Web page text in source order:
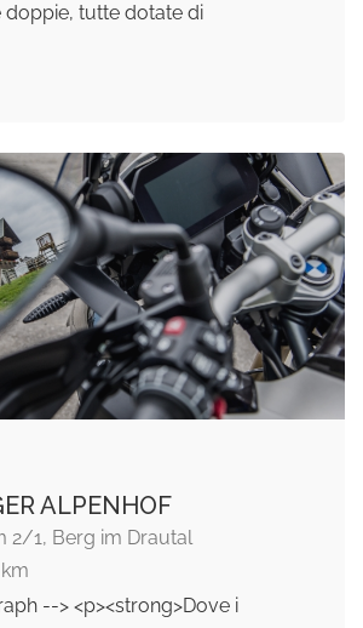
doppie, tutte dotate di
ALPENHOF
2/1, Berg im Drautal
--> <p><strong>Dove i